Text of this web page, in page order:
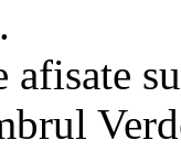
afisate